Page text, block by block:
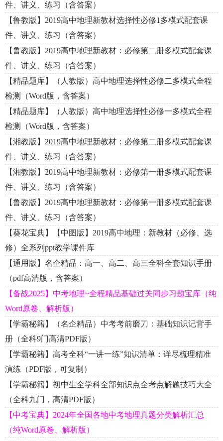
件、讲义、练习（含答案）
【鲁教版】2019高中地理新教材选择性必修1多模式配套课
件、讲义、练习（含答案）
【鲁教版】2019高中地理新教材：必修第二册多模式配套课
件、讲义、练习（含答案）
【精品题库】（人教版）高中地理选择性必修二多模式全程
检测（Word版，含答案）
【精品题库】（人教版）高中地理选择性必修一多模式全程
检测（Word版，含答案）
【湘教版】2019高中地理新教材：必修第二册多模式配套课
件、讲义、练习（含答案）
【湘教版】2019高中地理新教材：必修第一册多模式配套课
件、讲义、练习（含答案）
【鲁教版】2019高中地理新教材：必修第一册多模式配套课
件、讲义、练习（含答案）
【葵花宝典】【中图版】2019高中地理：新教材（必修、选
修）全系列ppt教学课件库
【通用版】名企精品：高一、高二、高三全科全套知识手册
（pdf高清版，含答案）
【备战2025】中考地理~全程精品基础过关同步习题宝库（纯
Word原卷、解析版）
【学霸秘籍】（名企精品）中考考前磨刀：基础知识记背手
册（全科9门高清PDF版）
【学霸秘籍】高考全科“一讲一练”知识清单：详尽梳理精准
演练（PDF版，可复制）
【学霸秘籍】初中生全学科全部知识点全考点解题技巧大全
（全科九门，高清PDF版）
【中考宝典】2024年全国各地中考地理真题分类解析汇总
（纯Word原卷、解析版）